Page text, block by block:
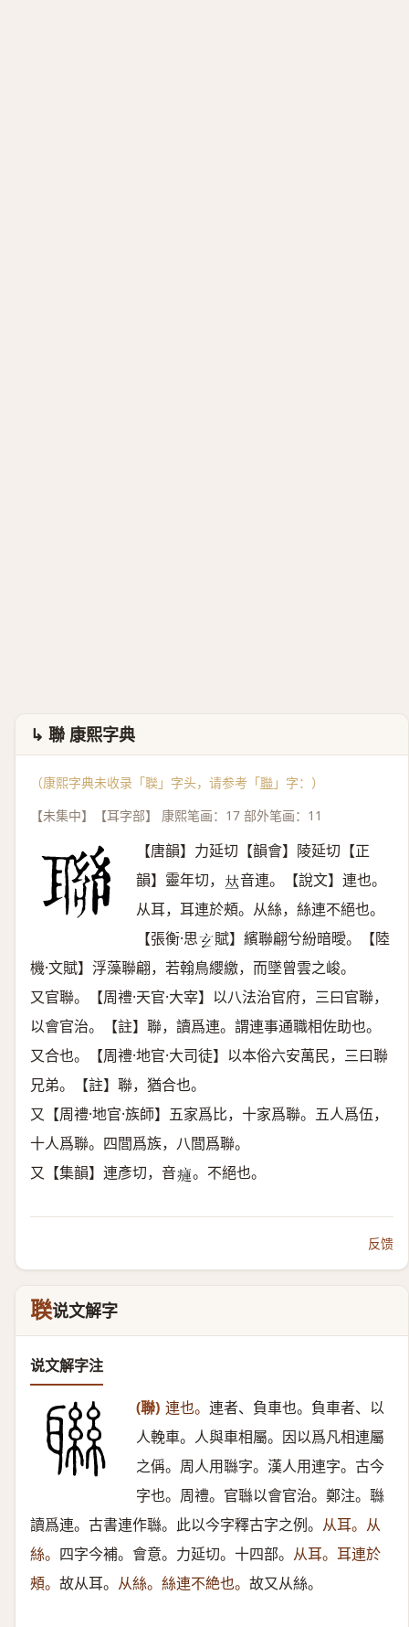
↳ 聯 康熙字典
（康熙字典未收录「聫」字头，请参考「聯 」字：）
【未集中】【耳字部】 康熙笔画：17 部外笔画：11
【唐韻】力延切【韻會】陵延切【正
韻】靈年切， 𠀤音連。【說文】連也。
从耳，耳連於頰。从絲，絲連不絕也。
【張衡·思 𤣥 賦】繽聯翩兮紛暗曖。【陸
機·文賦】浮藻聯翩，若翰鳥纓繳，而墜曾雲之峻。
又官聯。【周禮·天官·大宰】以八法治官府，三曰官聯，
以會官治。【註】聯，讀爲連。謂連事通職相佐助也。
又合也。【周禮·地官·大司徒】以本俗六安萬民，三曰聯
兄弟。【註】聯，猶合也。
又【周禮·地官·族師】五家爲比，十家爲聯。五人爲伍，
十人爲聯。四閭爲族，八閭爲聯。
又【集韻】連彥切，音𤹨 。不絕也。
反馈
聫说文解字
说文解字注
(聯) 連也。 連者、負車也。負車者、以
人輓車。人與車相屬。因以爲凡相連屬
之偁。周人用䏈字。漢人用連字。古今
字也。周禮。官䏈以會官治。鄭注。䏈
讀爲連。古書連作䏈。此以今字釋古字之例。 从耳。从
絲。 四字今補。會意。力延切。十四部。 从耳。耳連於
頰。 故从耳。 从絲。絲連不絶也。 故又从絲。